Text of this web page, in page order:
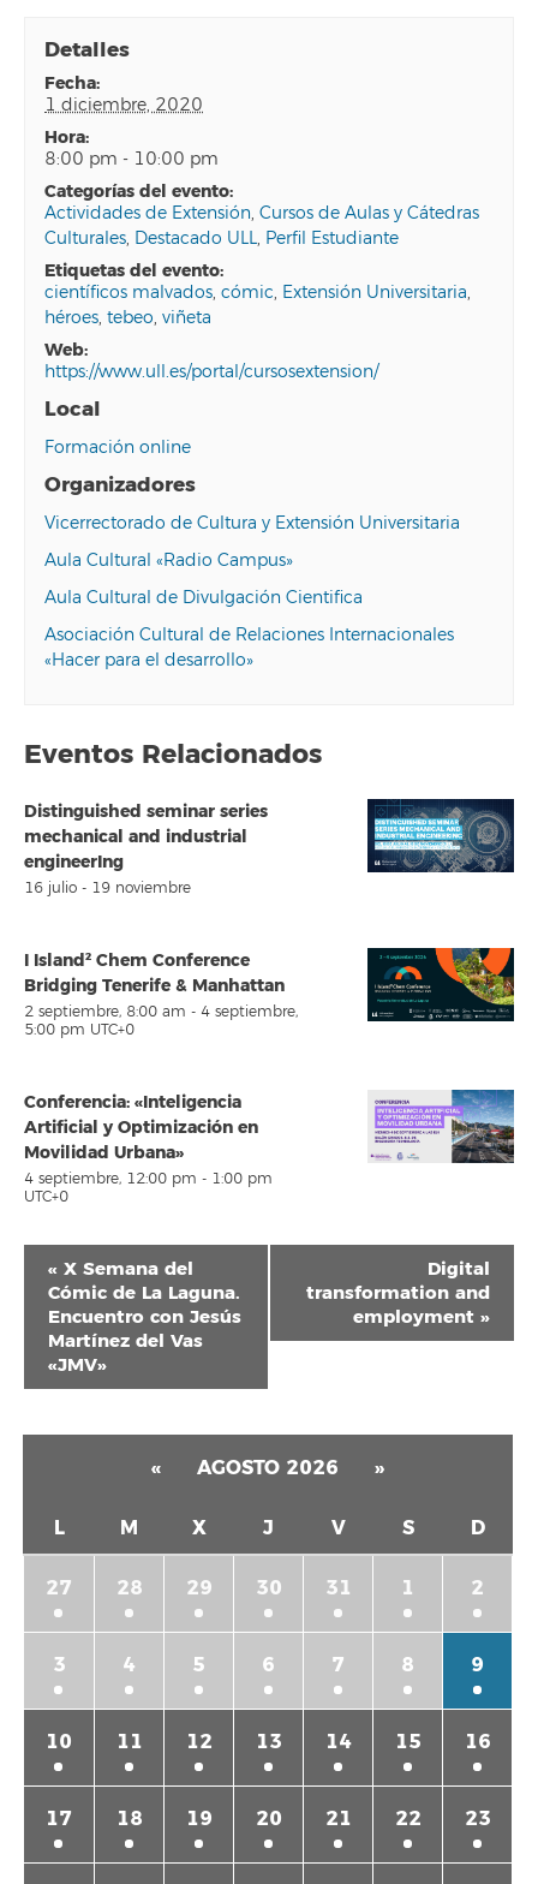
Detalles
fecha:
1 diciembre, 2020
hora:
8:00 pm - 10:00 pm
categorías del evento:
Actividades de Extensión,Cursos de Aulas y Cátedras
Culturales, Destacado ULL, Perfil Estudiante
etiquetas del evento:
científicos malvados,cómic, Extensión Universitaria,
héroes,tebeo,viñeta
web:
https://www.ull.es/portal/cursosextension/
Local
Formación online
Organizadores
Vicerrectorado de Cultura y Extensión Universitaria
Aula Cultural «Radio Campus»
Aula Cultural de Divulgación Cientifica
Asociación Cultural de Relaciones Internacionales
«Hacer para el desarrollo»
Eventos Relacionados
Distinguished seminar series
mechanical and industrial
engineerIng
16 julio - 19 noviembre
I Island² Chem Conference
Bridging Tenerife & Manhattan
2 septiembre, 8:00 am - 4 septiembre,
5:00 pm UTC+0
Conferencia: «Inteligencia
Artificial y Optimización en
Movilidad Urbana»
4 septiembre, 12:00 pm - 1:00 pm
UTC+0
Navegación
del
Evento
« X Semana del
Cómic de La Laguna.
Encuentro con Jesús
Martínez del Vas
«JMV»
Digital
transformation and
employment »
« AGOSTO 2026 »
L M X J V S D
27 28 29 30 31 1 2
3 4 5 6 7 8 9
10 11 12 13 14 15 16
17 18 19 20 21 22 23